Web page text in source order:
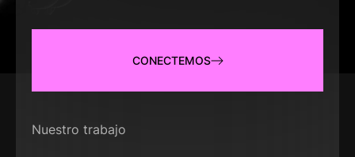
CONECTEMOS
Nuestro trabajo